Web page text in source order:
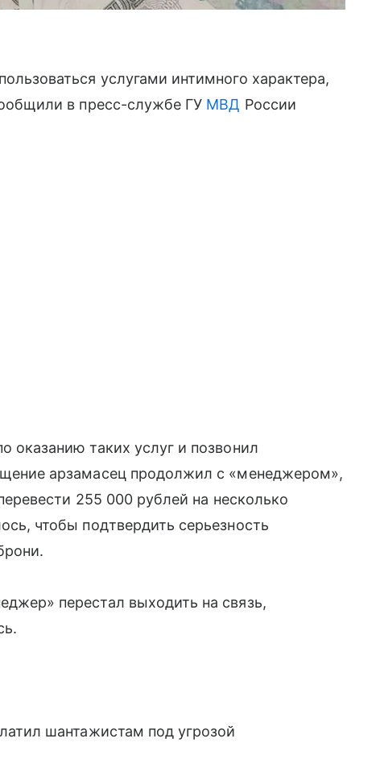
услугами интимного характера,
в пресс-службе ГУ МВД России
оказанию таких услуг и позвонил
арзамасец продолжил с «менеджером»,
255 000 рублей на несколько
чтобы подтвердить серьезность
перестал выходить на связь,
шантажистам под угрозой